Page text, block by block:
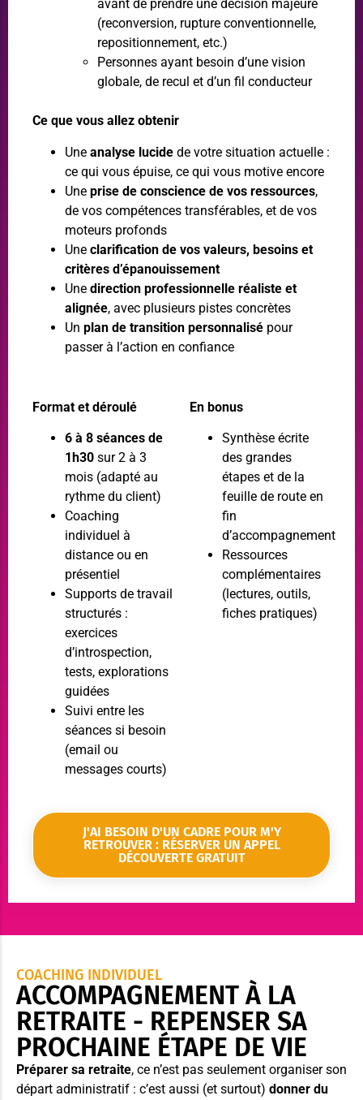
avant de prendre une décision majeure
(reconversion, rupture conventionnelle,
repositionnement, etc.)
Personnes ayant besoin d’une vision
globale, de recul et d’un fil conducteur
Ce que vous allez obtenir
Une analyse lucide de votre situation actuelle :
ce qui vous épuise, ce qui vous motive encore
Une prise de conscience de vos ressources,
de vos compétences transférables, et de vos
moteurs profonds
Une clarification de vos valeurs, besoins et
critères d’épanouissement
Une direction professionnelle réaliste et
alignée, avec plusieurs pistes concrètes
Un plan de transition personnalisé pour
passer à l’action en confiance
Format et déroulé
6 à 8 séances de
1h30 sur 2 à 3
mois (adapté au
rythme du client)
Coaching
individuel à
distance ou en
présentiel
Supports de travail
structurés :
exercices
d’introspection,
tests, explorations
guidées
Suivi entre les
séances si besoin
(email ou
messages courts)
En bonus
Synthèse écrite
des grandes
étapes et de la
feuille de route en
fin
d’accompagnement
Ressources
complémentaires
(lectures, outils,
fiches pratiques)
J'AI BESOIN D'UN CADRE POUR M'Y
RETROUVER : RÉSERVER UN APPEL
DÉCOUVERTE GRATUIT
COACHING INDIVIDUEL
ACCOMPAGNEMENT À LA
RETRAITE - REPENSER SA
PROCHAINE ÉTAPE DE VIE
Préparer sa retraite, ce n’est pas seulement organiser son
départ administratif : c’est aussi (et surtout) donner du